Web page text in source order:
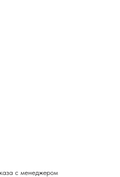
с менеджером